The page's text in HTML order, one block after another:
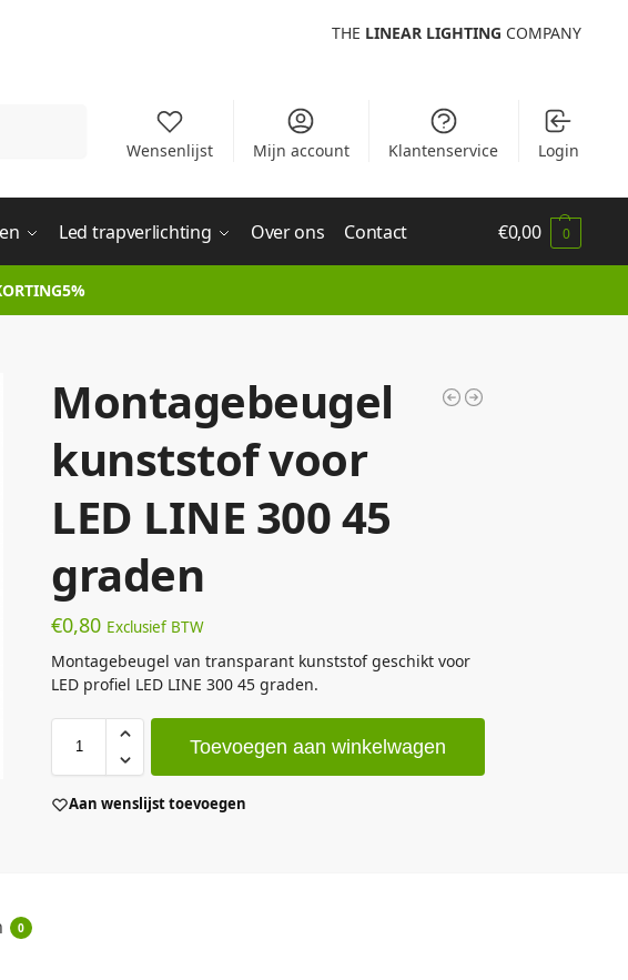
THE LINEAR LIGHTING COMPANY
Wensenlijst Mijn account Klantenservice Login
Led trapverlichting Over ons Contact €0,00 0
Montagebeugel
kunststof voor
LED LINE 300 45
graden
€0,80 Exclusief BTW
Montagebeugel van transparant kunststof geschikt voor
LED profiel LED LINE 300 45 graden.
Toevoegen aan winkelwagen
Aan wenslijst toevoegen
0